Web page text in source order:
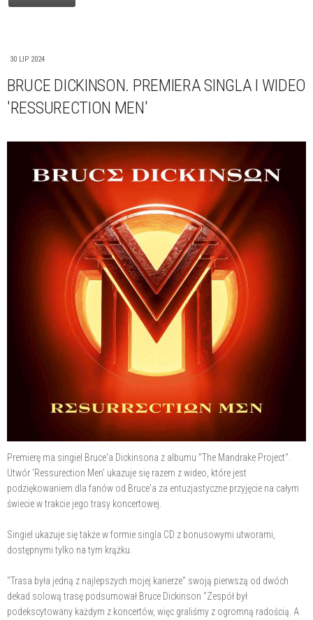
30 LIP 2024
BRUCE DICKINSON. PREMIERA SINGLA I WIDEO
'RESSURECTION MEN'
Premierę ma singiel Bruce'a Dickinsona z albumu "The Mandrake Project".
Utwór 'Ressurection Men' ukazuje się razem z wideo, które jest
podziękowaniem dla fanów od Bruce'a za entuzjastyczne przyjęcie na całym
świecie w trakcie jego trasy koncertowej.
Singiel ukazuje się także w formie singla CD z bonusowymi utworami,
dostępnymi tylko na tym krążku.
"Trasa była jedną z najlepszych mojej karierze" swoją pierwszą od dwóch
dekad solową trasę podsumował Bruce Dickinson "Zespół był
podekscytowany każdym z koncertów, więc graliśmy z ogromną radością. A